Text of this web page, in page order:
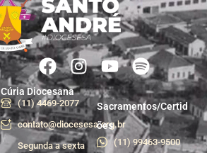
Cúria Diocesana
(11) 4469-2077
contato@diocesesa.org.br
Segunda a sexta
Sacramentos/Certid
ões
(11) 99463-9500